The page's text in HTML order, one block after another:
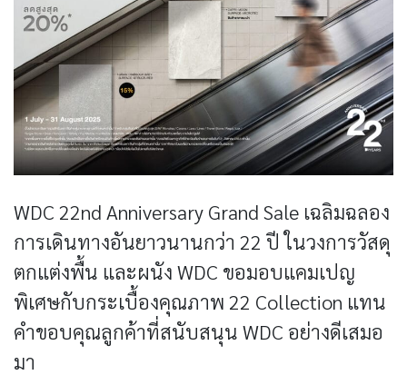
WDC 22nd Anniversary Grand Sale เฉลิมฉลอง
การเดินทางอันยาวนานกว่า 22 ปี ในวงการวัสดุ
ตกแต่งพื้น และผนัง WDC ขอมอบแคมเปญ
พิเศษกับกระเบื้องคุณภาพ 22 Collection แทน
คำขอบคุณลูกค้าที่สนับสนุน WDC อย่างดีเสมอ
มา